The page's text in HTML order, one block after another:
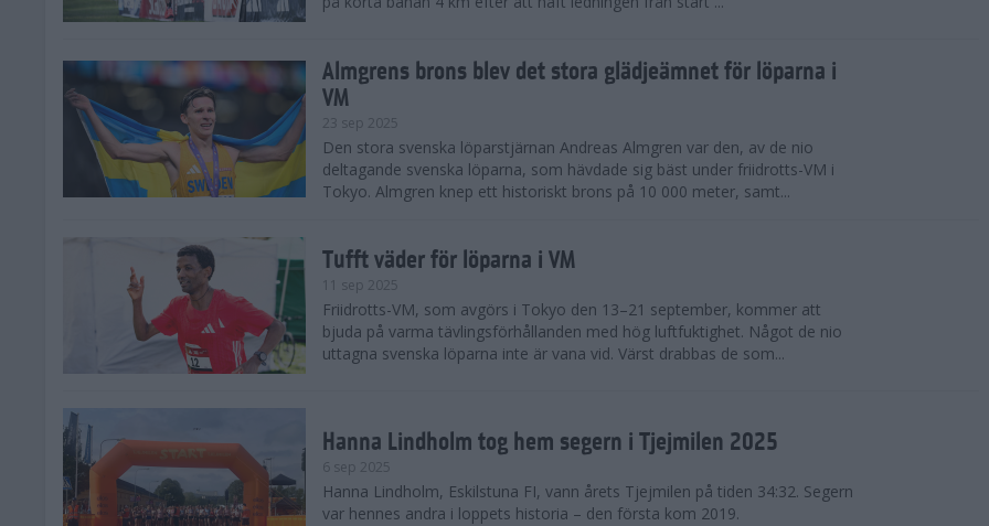
Almgrens brons blev det stora glädjeämnet för löparna i
VM
23 sep 2025
Den stora svenska löparstjärnan Andreas Almgren var den, av de nio
deltagande svenska löparna, som hävdade sig bäst under friidrotts-VM i
Tokyo. Almgren knep ett historiskt brons på 10 000 meter, samt...
Tufft väder för löparna i VM
11 sep 2025
Friidrotts-VM, som avgörs i Tokyo den 13–21 september, kommer att
bjuda på varma tävlingsförhållanden med hög luftfuktighet. Något de nio
uttagna svenska löparna inte är vana vid. Värst drabbas de som...
Hanna Lindholm tog hem segern i Tjejmilen 2025
6 sep 2025
Hanna Lindholm, Eskilstuna FI, vann årets Tjejmilen på tiden 34:32. Segern
var hennes andra i loppets historia – den första kom 2019.